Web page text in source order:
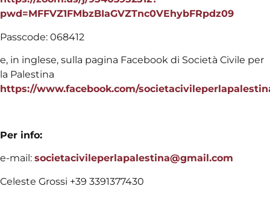
pwd=MFFVZ1FMbzBIaGVZTnc0VEhybFRpdz09
Passcode: 068412
e, in inglese, sulla pagina Facebook di Società Civile per
la Palestina
https://www.facebook.com/
Per info:
e-mail: societacivileperlapalestina@gmail.com
Celeste Grossi +39 3391377430